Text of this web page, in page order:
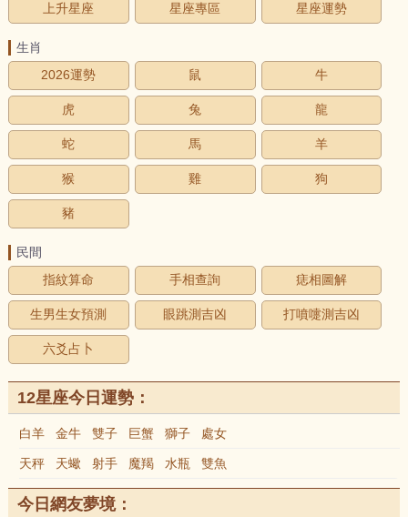
上升星座 星座專區 星座運勢
生肖
2026運勢
鼠 牛
虎 兔 龍
蛇 馬 羊
猴 雞 狗
豬
民間
指紋算命
手相查詢 痣相圖解
生男生女預測 眼跳測吉凶 打噴嚏測吉凶
六爻占卜
12星座今日運勢：
白羊 金牛 雙子 巨蟹 獅子 處女
天秤 天蠍 射手 魔羯 水瓶 雙魚
今日網友夢境：